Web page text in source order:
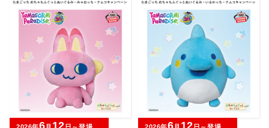
6 12 6 12